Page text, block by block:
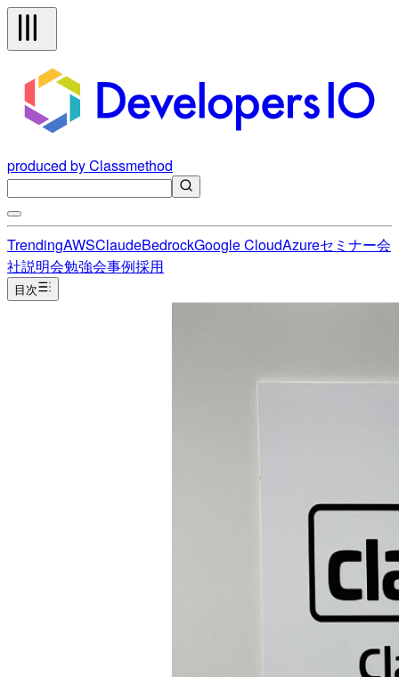
produced by Classmethod
TrendingAWSClaudeBedrockGoogle CloudAzureセミナー会
社説明会勉強会事例採用
目次